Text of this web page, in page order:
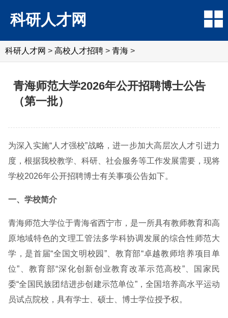
科研人才网
科研人才网 > 高校人才招聘 > 青海 >
青海师范大学2026年公开招聘博士公告
（第一批）
为深入实施“人才强校”战略，进一步加大高层次人才引进力
度，根据我校教学、科研、社会服务等工作发展需要，现将
学校2026年公开招聘博士有关事项公告如下。
一、学校简介
青海师范大学位于青海省西宁市，是一所具有教师教育和高
原地域特色的文理工管法多学科协调发展的综合性师范大
学，是首届“全国文明校园”、教育部“卓越教师培养项目单
位”、教育部“深化创新创业教育改革示范高校”、国家民
委“全国民族团结进步创建示范单位”，全国培养高水平运动
员试点院校，具有学士、硕士、博士学位授予权。